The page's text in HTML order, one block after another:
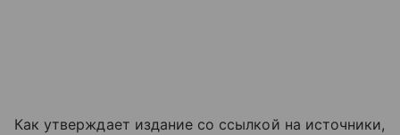
Как утверждает издание со ссылкой на источники,